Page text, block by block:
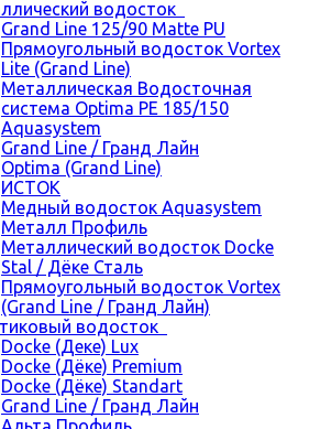
водосток
Grand Line 125/90 Matte PU
Прямоугольный водосток Vortex
Lite (Grand Line)
Металлическая Водосточная
система Optima PE 185/150
Aquasystem
Grand Line / Гранд Лайн
Optima (Grand Line)
ИСТОК
Медный водосток Aquasystem
Металл Профиль
Металлический водосток Docke
Stal / Дёке Сталь
Прямоугольный водосток Vortex
(Grand Line / Гранд Лайн)
водосток
Docke (Деке) Lux
Docke (Дёке) Premium
Docke (Дёке) Standart
Grand Line / Гранд Лайн